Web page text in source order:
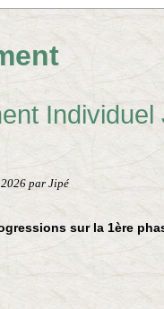
par Jipé
sur la 1ère